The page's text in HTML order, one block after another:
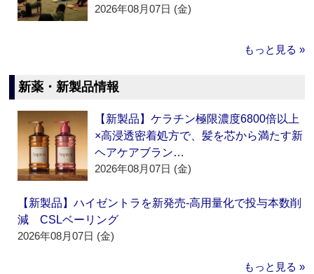
2026年08月07日 (金)
もっと見る »
新薬・新製品情報
【新製品】ケラチン極限濃度6800倍以上
×高浸透密着処方で、髪を芯から満たす新
ヘアケアブラン…
2026年08月07日 (金)
【新製品】ハイゼントラを新発売‐高用量化で投与本数削
減 CSLベーリング
2026年08月07日 (金)
もっと見る »